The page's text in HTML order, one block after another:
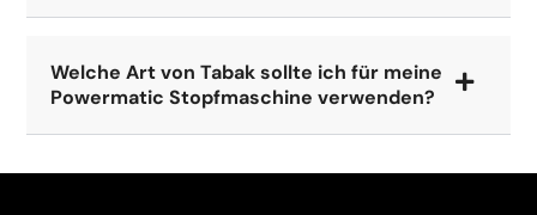
Welche Art von Tabak sollte ich für meine
Powermatic Stopfmaschine verwenden?